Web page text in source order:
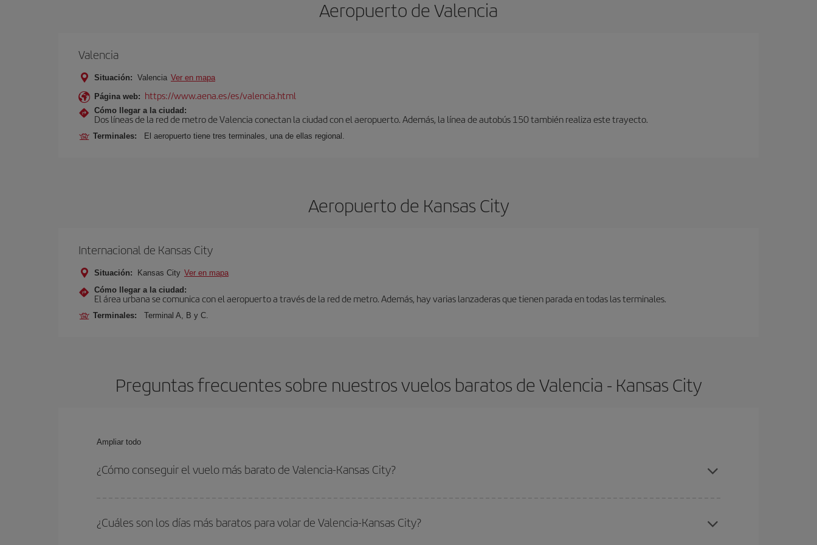
Aeropuerto de Valencia
Valencia
Situación: Valencia Ver en mapa
Página web: https://www.aena.es/es/valencia.html
Cómo llegar a la ciudad:
Dos líneas de la red de metro de Valencia conectan la ciudad con el aeropuerto. Además, la línea de autobús 150 también realiza este trayecto.
Terminales: El aeropuerto tiene tres terminales, una de ellas regional.
Aeropuerto de Kansas City
Internacional de Kansas City
Situación: Kansas City Ver en mapa
Cómo llegar a la ciudad:
El área urbana se comunica con el aeropuerto a través de la red de metro. Además, hay varias lanzaderas que tienen parada en todas las terminales.
Terminales: Terminal A, B y C.
Preguntas frecuentes sobre nuestros vuelos baratos de Valencia - Kansas City
Ampliar todo
¿Cómo conseguir el vuelo más barato de Valencia-Kansas City?
las fechas y horarios de ida y vuelta.
¿Cuáles son los días más baratos para volar de Valencia-Kansas City?